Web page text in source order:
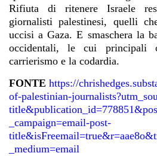
Rifiuta di ritenere Israele
giornalisti palestinesi, quelli
uccisi a Gaza. E smaschera la
occidentali, le cui principali
carrierismo e la codardia.
FONTE https://
of-palestinian-
_campaign=email-post-
_medium=email